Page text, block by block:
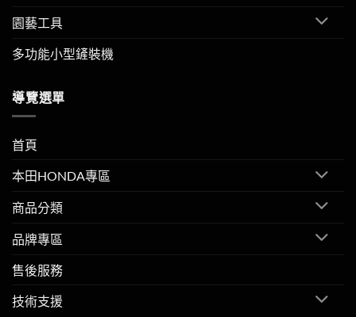
園藝工具
多功能小型鏟裝機
導覽選單
首頁
本田HONDA專區
商品分類
品牌專區
售後服務
技術支援